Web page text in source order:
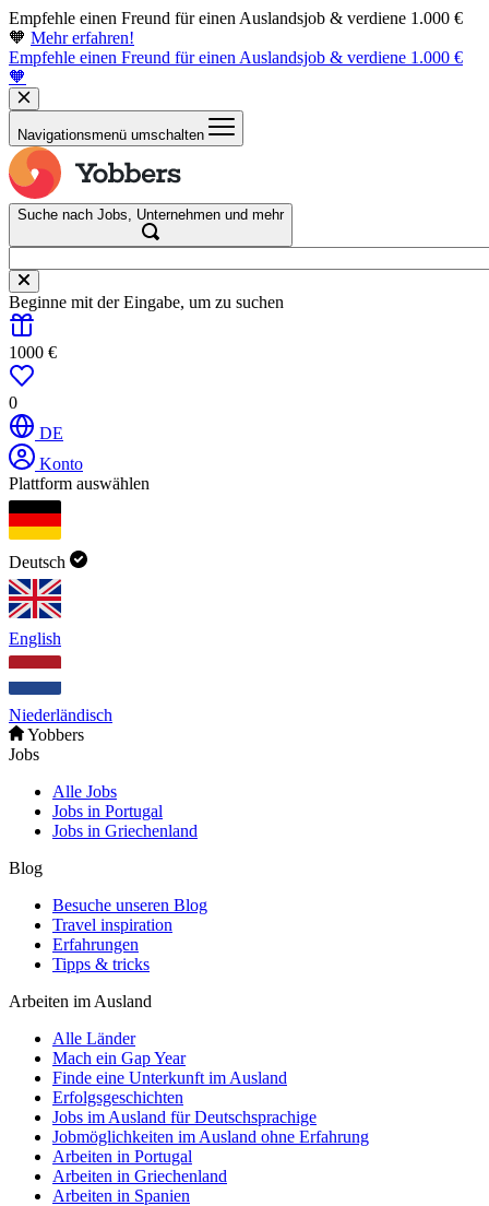
Empfehle einen Freund für einen Auslandsjob & verdiene 1.000 €
🧡 Mehr erfahren!
Empfehle einen Freund für einen Auslandsjob & verdiene 1.000 €
🧡
Navigationsmenü umschalten
Suche nach Jobs, Unternehmen und mehr
Beginne mit der Eingabe, um zu suchen
1000 €
0
DE
Konto
Plattform auswählen
Deutsch
English
Niederländisch
Yobbers
Jobs
Alle Jobs
Jobs in Portugal
Jobs in Griechenland
Blog
Besuche unseren Blog
Travel inspiration
Erfahrungen
Tipps & tricks
Arbeiten im Ausland
Alle Länder
Mach ein Gap Year
Finde eine Unterkunft im Ausland
Erfolgsgeschichten
Jobs im Ausland für Deutschsprachige
Jobmöglichkeiten im Ausland ohne Erfahrung
Arbeiten in Portugal
Arbeiten in Griechenland
Arbeiten in Spanien